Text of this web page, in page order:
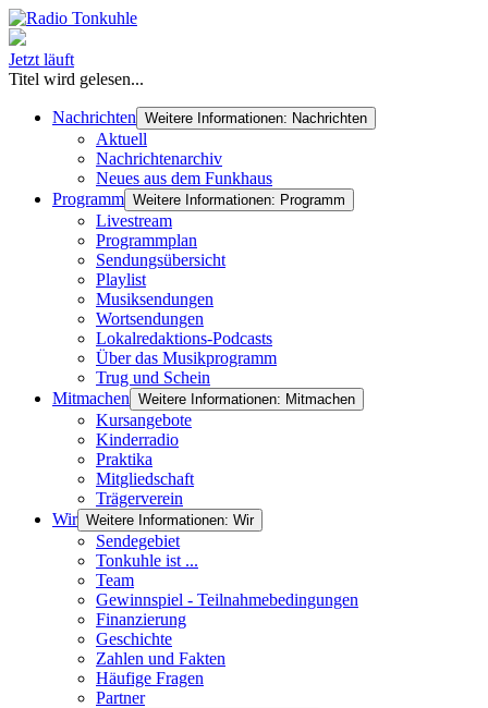
Jetzt läuft
Titel wird gelesen...
Nachrichten Weitere Informationen: Nachrichten
Aktuell
Nachrichtenarchiv
Neues aus dem Funkhaus
Programm Weitere Informationen: Programm
Livestream
Programmplan
Sendungsübersicht
Playlist
Musiksendungen
Wortsendungen
Lokalredaktions-Podcasts
Über das Musikprogramm
Trug und Schein
Mitmachen Weitere Informationen: Mitmachen
Kursangebote
Kinderradio
Praktika
Mitgliedschaft
Trägerverein
Wir Weitere Informationen: Wir
Sendegebiet
Tonkuhle ist ...
Team
Gewinnspiel - Teilnahmebedingungen
Finanzierung
Geschichte
Zahlen und Fakten
Häufige Fragen
Partner